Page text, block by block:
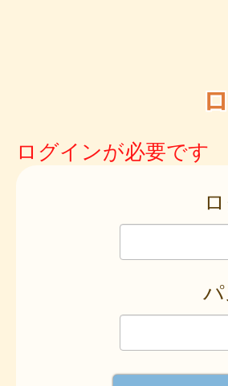
ログインが必要です